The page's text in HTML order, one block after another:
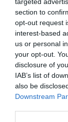
section to
opt-out request
interest-based
us or personal
your opt-out.
disclosure of
IAB’s list of
also be
Downstream
Djma
Après
de Boeing